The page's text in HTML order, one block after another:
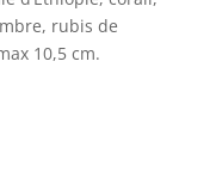
rubis de
10,5 cm.